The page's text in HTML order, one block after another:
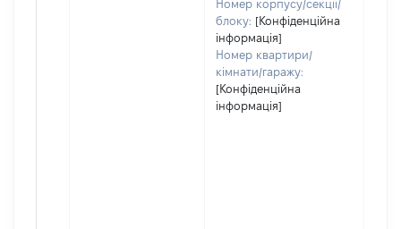
Номер корпусу/секції/
блоку: [Конфіденційна
інформація]
Номер квартири/
кімнати/гаражу:
[Конфіденційна
інформація]